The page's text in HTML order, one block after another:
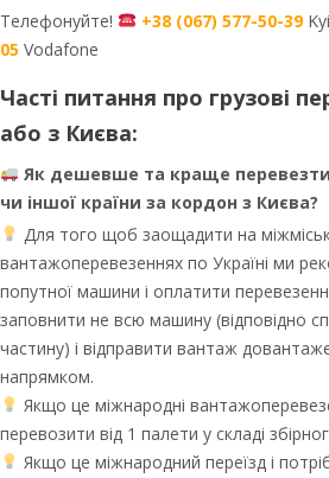
Телефонуйте!
+38 (067) 577-50-39
05 Vodafone
Часті питання про грузові
або з Києва:
Як дешевше та краще перевезти
чи іншої країни за кордон з Києва?
Для того щоб заощадити на
вантажоперевезеннях по Україні ми
попутної машини і оплатити
заповнити не всю машину (відповідно
частину) і відправити вантаж
напрямком.
Якщо це міжнародні
перевозити від 1 палети у складі
Якщо це міжнародний переїзд і